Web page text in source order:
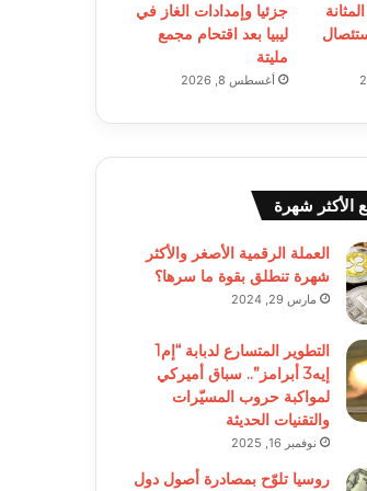
جزئيا وإمدادات الغاز في
ليبيا بعد اقتحام مجمع
مليتة
أغسطس 8, 2026
الأكثر شهرة
العملة الرقمية الأصغر والأكثر
شهرة تنطلق بقوة ما سرها؟
مارس 29, 2024
التطوير المتسارع لدبابة “إم1
إيه3 أبرامز”.. سباق أميركي
لمواكبة حروب المسيّرات
والتقنيات الحديثة
نوفمبر 16, 2025
روسيا تلوّح بمصادرة أصول دول